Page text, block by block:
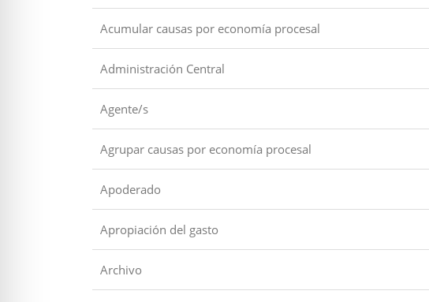
Acumular causas por economía procesal
Administración Central
Agente/s
Agrupar causas por economía procesal
Apoderado
Apropiación del gasto
Archivo